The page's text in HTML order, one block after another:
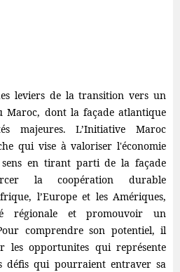
leviers de la transition vers un
Maroc, dont la façade atlantique
majeures. L’Initiative Maroc
qui vise à valoriser l'économie
en tirant parti de la façade
la coopération durable
l’Europe et les Amériques,
régionale et promouvoir un
comprendre son potentiel, il
les opportunites qui représente
défis qui pourraient entraver sa